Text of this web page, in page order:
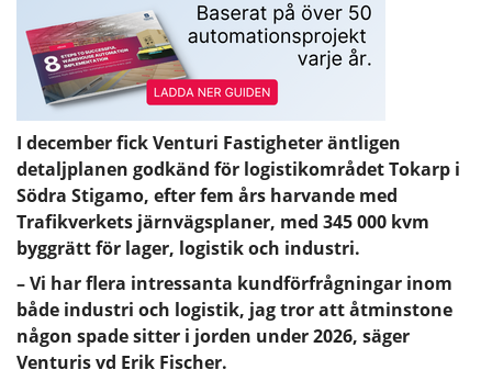
I december fick Venturi Fastigheter äntligen
detaljplanen godkänd för logistikområdet Tokarp i
Södra Stigamo, efter fem års harvande med
Trafikverkets järnvägsplaner, med 345 000 kvm
byggrätt för lager, logistik och industri.
– Vi har flera intressanta kundförfrågningar inom
både industri och logistik, jag tror att åtminstone
någon spade sitter i jorden under 2026, säger
Venturis vd Erik Fischer.